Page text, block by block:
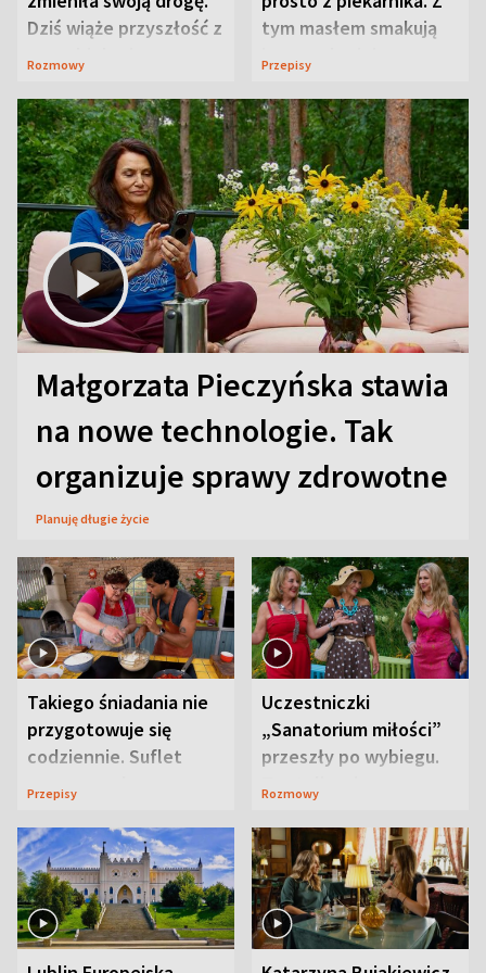
Dziś wiąże przyszłość z
neurobiologią
Rozmowy
tym masłem smakują
jeszcze lepiej
Przepisy
Małgorzata Pieczyńska stawia
na nowe technologie. Tak
organizuje sprawy zdrowotne
Planuję długie życie
Takiego śniadania nie
przygotowuje się
codziennie. Suflet
serowy zachwyca
Przepisy
Uczestniczki
„Sanatorium miłości”
przeszły po wybiegu.
Te stylizacje
Rozmowy